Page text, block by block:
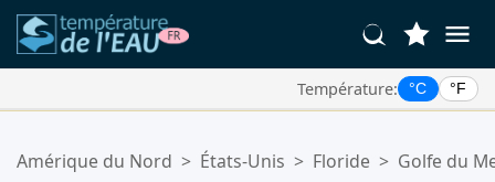
Température: °C °F
Votre liste de favoris est vide.
Amérique du Nord > États-Unis > Floride > Golfe du